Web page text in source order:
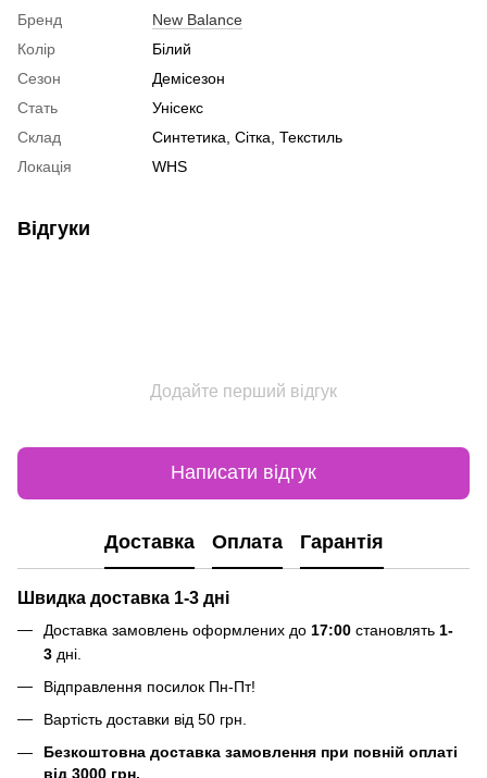
Бренд
New Balance
Колір
Білий
Сезон
Демісезон
Стать
Унісекс
Склад
Синтетика, Сітка, Текстиль
Локація
WHS
Відгуки
Додайте перший відгук
Написати відгук
Доставка Оплата Гарантія
Швидка доставка 1-3 дні
Доставка замовлень оформлених до 17:00 становлять 1-
3 дні.
Відправлення посилок Пн-Пт!
Вартість доставки від 50 грн.
Безкоштовна доставка замовлення при повній оплаті
від 3000 грн.